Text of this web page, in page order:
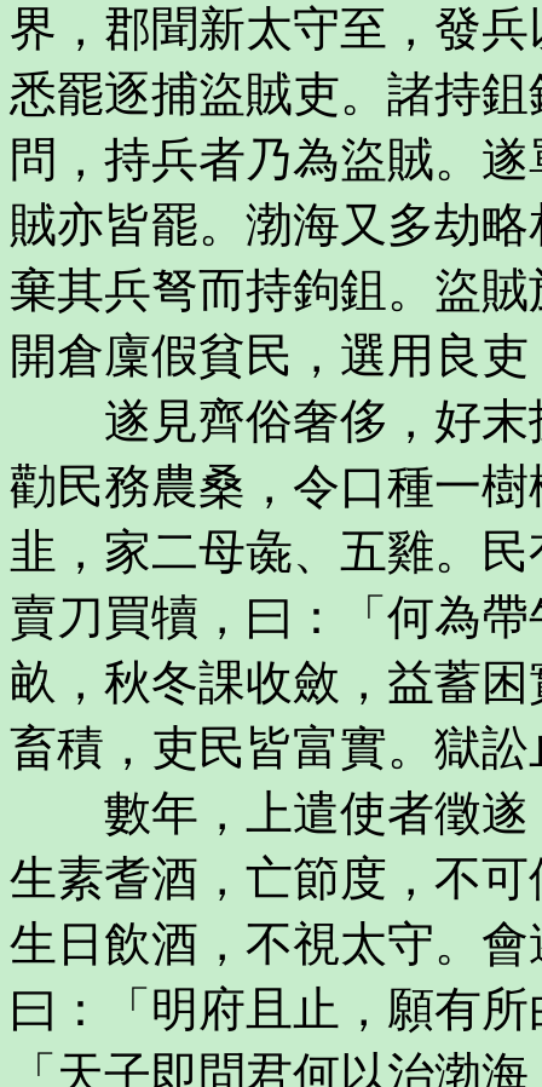
界，郡聞新太守至，發
悉罷逐捕盜賊吏。諸持
問，持兵者乃為盜賊。
賊亦皆罷。渤海又多劫
棄其兵弩而持鉤鉏。盜
開倉廩假貧民，選用良
遂見齊俗奢侈，好末
勸民務農桑，令口種一
韭，家二母彘、五雞。
賣刀買犢，曰：「何為
畝，秋冬課收斂，益蓄
畜積，吏民皆富實。獄訟
數年，上遣使者徵遂
生素耆酒，亡節度，不
生日飲酒，不視太守。
曰：「明府且止，願有
「天子即問君何以治渤